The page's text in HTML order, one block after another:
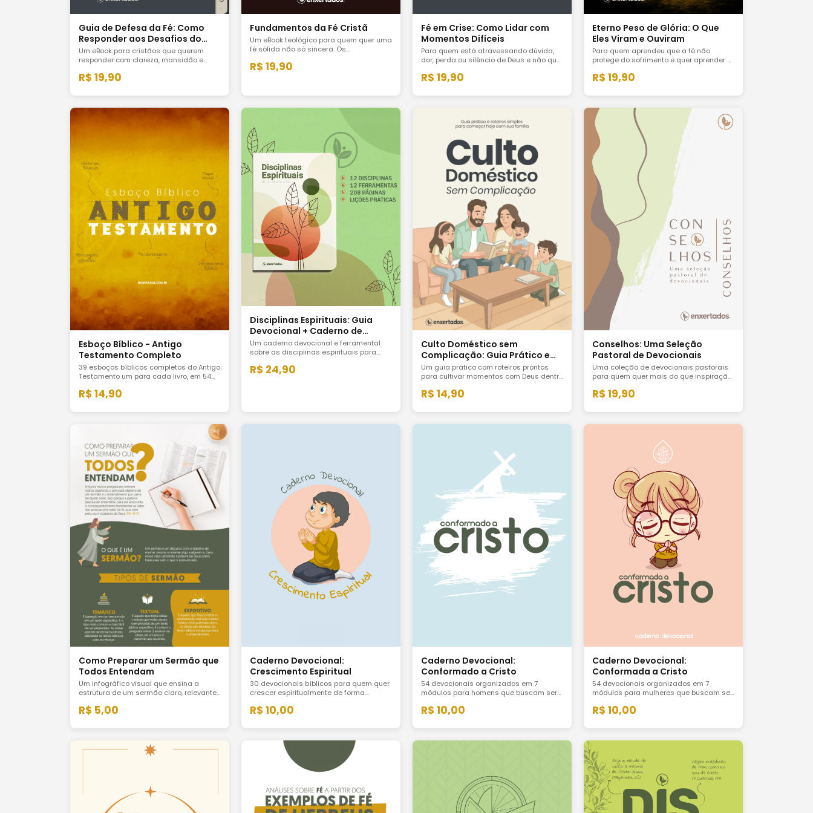
Guia de Defesa da Fé: Como
Responder aos Desafios do
Cristianismo
Um eBook para cristãos que querem
responder com clareza, mansidão e
contemporâneos ao cristianismo sem
R$ 19,90
Fundamentos da Fé Cristã
Um eBook teológico para quem quer uma
fé sólida não só sincera. Os
cristianismo apresentados com clareza,
R$ 19,90
Fé em Crise: Como Lidar com
Momentos Difíceis
Para quem está atravessando dúvida,
dor, perda ou silêncio de Deus e não quer
acompanhamento honesto pela Palavra.
R$ 19,90
Eterno Peso de Glória: O Que
Eles Viram e Ouviram
Para quem aprendeu que a fé não
protege do sofrimento e quer aprender a
que ainda está por vir.
R$ 19,90
Esboço Bíblico - Antigo
Testamento Completo
39 esboços bíblicos completos do Antigo
Testamento um para cada livro, em 54
estudantes que querem dominar a
R$ 14,90
Disciplinas Espirituais: Guia
Devocional + Caderno de
Ferramentas
Um caderno devocional e ferramental
sobre as disciplinas espirituais para
intencionalidade, constância e
R$ 24,90
Culto Doméstico sem
Complicação: Guia Prático e
Roteiros
Um guia prático com roteiros prontos
para cultivar momentos com Deus dentro
rotina real da família.
R$ 14,90
Conselhos: Uma Seleção
Pastoral de Devocionais
Uma coleção de devocionais pastorais
para quem quer mais do que inspiração
clareza, profundidade e fidelidade à
R$ 19,90
Como Preparar um Sermão que
Todos Entendam
Um infográfico visual que ensina a
estrutura de um sermão claro, relevante
líderes que pregam. Disponível em 2
R$ 5,00
Caderno Devocional:
Crescimento Espiritual
30 devocionais bíblicos para quem quer
crescer espiritualmente de forma
entusiasmo, mas no ritmo possível da
crescimento espiritual.
R$ 10,00
Caderno Devocional:
Conformado a Cristo
54 devocionais organizados em 7
módulos para homens que buscam ser
caminho estruturado de reflexão, oração
real.
R$ 10,00
Caderno Devocional:
Conformada a Cristo
54 devocionais organizados em 7
módulos para mulheres que buscam ser
caminho estruturado de reflexão, oração
real.
R$ 10,00